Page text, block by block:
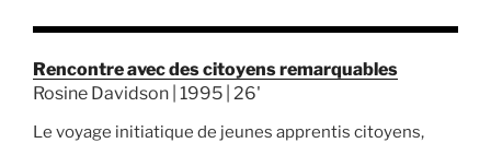
Rencontre avec des citoyens remarquables
Rosine Davidson | 1995 | 26'
Le voyage initiatique de jeunes apprentis citoyens,